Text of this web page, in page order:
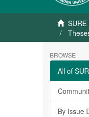
SURE
BROWSE
All of
By Issue